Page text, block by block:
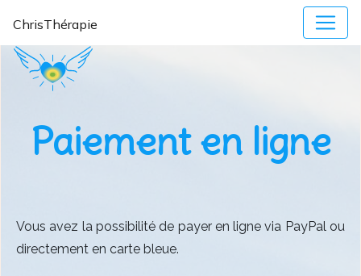
ChrisThérapie
Paiement en ligne
Vous avez la possibilité de payer en ligne via PayPal ou
directement en carte bleue.